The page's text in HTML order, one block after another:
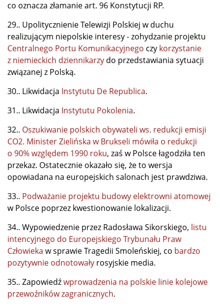
co oznacza złamanie art. 96 Konstytucji RP.
29.. Upolitycznienie Telewizji Polskiej w duchu
realizującym niepolskie interesy - zohydzanie projektu
Centralnego Portu Komunikacyjnego czy korzystanie
z niemieckich dziennikarzy do przedstawiania sytuacji
związanej z Polską.
30.. Likwidacja Instytutu De Republica.
31.. Likwidacja Instytutu Pokolenia.
32.. Oszukiwanie polskich obywateli ws. redukcji emisji
CO2. Minister Zielińska w Brukseli mówiła o redukcji
o 90% względem 1990 roku, zaś w Polsce łagodziła ten
przekaz. Ostatecznie okazało się, że to wersja
opowiadana na europejskich salonach jest prawdziwa.
33.. Podważanie projektu budowy elektrowni atomowej
w Polsce poprzez kwestionowanie lokalizacji.
34.. Wypowiedzenie przez Radosława Sikorskiego, listu
intencyjnego do Europejskiego Trybunału Praw
Człowieka w sprawie Tragedii Smoleńskiej, co bardzo
pozytywnie odnotowały rosyjskie media.
35.. Zapowiedźwprowadzenia na polskie linie kolejowe
przewoźników zagranicznych.